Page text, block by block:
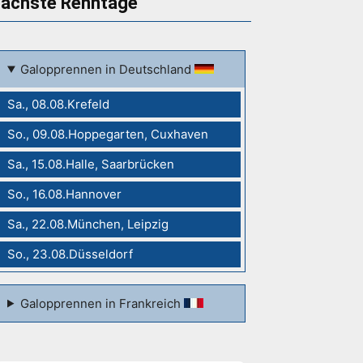
Galopprennen in Deutschland
Sa., 08.08.Krefeld
So., 09.08.Hoppegarten, Cuxhaven
Sa., 15.08.Halle, Saarbrücken
So., 16.08.Hannover
Sa., 22.08.München, Leipzig
So., 23.08.Düsseldorf
Galopprennen in Frankreich